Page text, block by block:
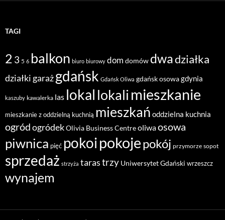
TAGI
2 3 5 6 balkon biuro biurowy dom domów dwadziałka
działki garażgdańsk Gdańsk Oliwa gdańsk osowagdynia
kaszuby kawalerka las lokal lokalimieszkanie
mieszkanie z oddzielną kuchnią mieszkań oddzielna kuchnia
ogródogródekOlivia Business Centreoliwaosowa
piwnica pięć pokoipokojepokój przymorze sopot
sprzedaż strzyża tarastrzy Uniwersytet Gdański wrzeszcz
wynajem